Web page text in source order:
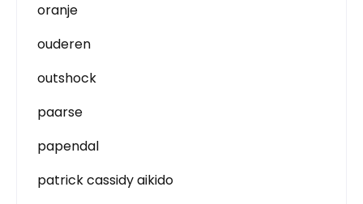
oranje
ouderen
outshock
paarse
papendal
patrick cassidy aikido